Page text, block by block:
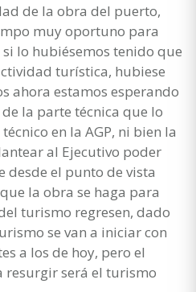
de la obra del puerto,
muy oportuno para
lo hubiésemos tenido que
turística, hubiese
ahora estamos esperando
la parte técnica que lo
en la AGP, ni bien la
al Ejecutivo poder
el punto de vista
la obra se haga para
turismo regresen, dado
se van a iniciar con
a los de hoy, pero el
será el turismo